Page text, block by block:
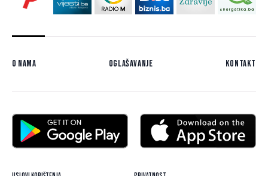
O nama Oglašavanje Kontakt